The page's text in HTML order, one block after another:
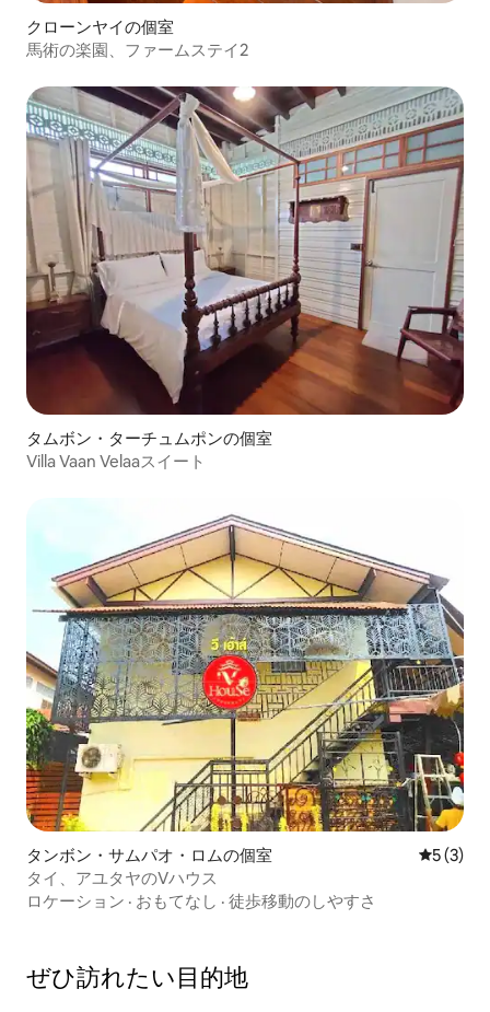
クローンヤイの個室
馬術の楽園、ファームステイ2
タムボン・ターチュムポンの個室
Villa Vaan Velaaスイート
タンボン・サムパオ・ロムの個室 レビュー
5 (3)
タイ、アユタヤのVハウス
ロケーション · おもてなし · 徒歩移動のしやすさ
ぜひ訪⁠れ⁠た⁠い目⁠的⁠地